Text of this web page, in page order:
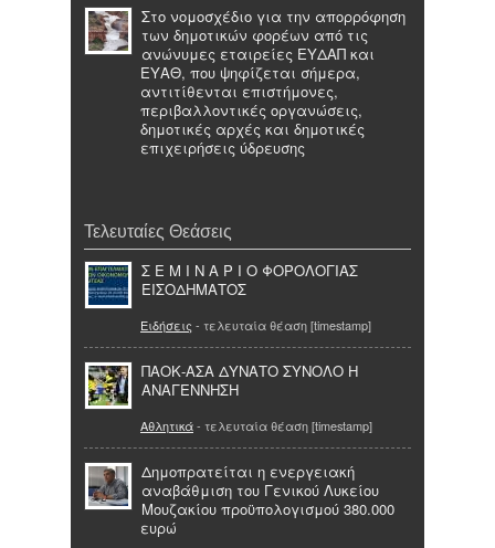
Στο νομοσχέδιο για την απορρόφηση
των δημοτικών φορέων από τις
ανώνυμες εταιρείες ΕΥΔΑΠ και
ΕΥΑΘ, που ψηφίζεται σήμερα,
αντιτίθενται επιστήμονες,
περιβαλλοντικές οργανώσεις,
δημοτικές αρχές και δημοτικές
επιχειρήσεις ύδρευσης
Τελευταίες Θεάσεις
Σ Ε Μ Ι Ν Α Ρ Ι Ο ΦΟΡΟΛΟΓΙΑΣ
ΕΙΣΟΔΗΜΑΤΟΣ
Ειδήσεις - τελευταία θέαση [timestamp]
ΠΑΟΚ-ΑΣΑ ΔΥΝΑΤΟ ΣΥΝΟΛΟ Η
ΑΝΑΓΕΝΝΗΣΗ
Αθλητικά- τελευταία θέαση [timestamp]
Δημοπρατείται η ενεργειακή
αναβάθμιση του Γενικού Λυκείου
Μουζακίου προϋπολογισμού 380.000
ευρώ